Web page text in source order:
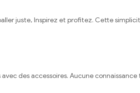
juste, Inspirez et profitez. Cette
des accessoires. Aucune